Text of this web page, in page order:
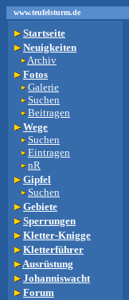
www.teufelsturm.de
Startseite
Neuigkeiten
Archiv
Fotos
Galerie
Suchen
Beitragen
Wege
Suchen
Eintragen
nR
Gipfel
Suchen
Gebiete
Sperrungen
Kletter-Knigge
Kletterführer
Ausrüstung
Johanniswacht
Forum